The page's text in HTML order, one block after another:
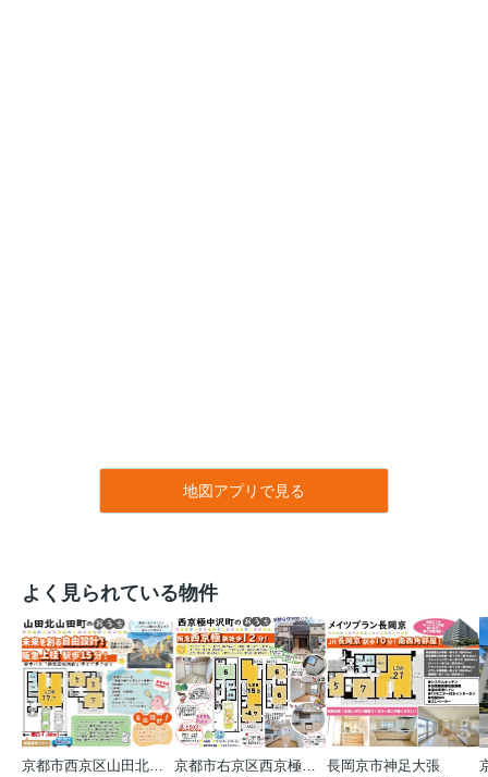
地図アプリで見る
よく見られている物件
京都市西京区山田北山田町
京都市右京区西京極中沢町
長岡京市神足大張